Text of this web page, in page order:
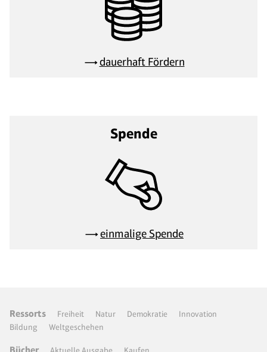
dauerhaft Fördern
Spende
einmalige Spende
Ressorts Freiheit Natur Demokratie
Innovation
Bildung
Weltgeschehen